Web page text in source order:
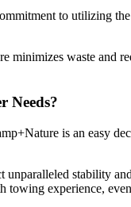
to utilizing
minimizes waste and
Needs?
is an easy
stability
towing experience,